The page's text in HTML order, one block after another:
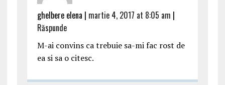
ghelbere elena | martie 4, 2017 at 8:05 am |
Răspunde
M-ai convins ca trebuie sa-mi fac rost de
ea si sa o citesc.